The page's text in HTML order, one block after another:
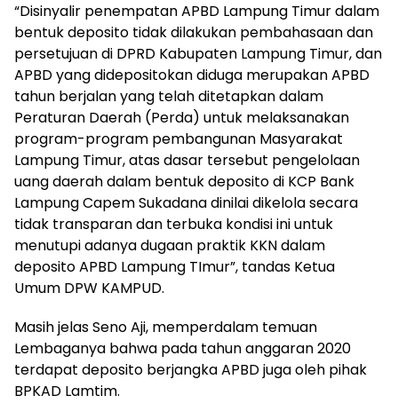
“Disinyalir penempatan APBD Lampung Timur dalam
bentuk deposito tidak dilakukan pembahasaan dan
persetujuan di DPRD Kabupaten Lampung Timur, dan
APBD yang didepositokan diduga merupakan APBD
tahun berjalan yang telah ditetapkan dalam
Peraturan Daerah (Perda) untuk melaksanakan
program-program pembangunan Masyarakat
Lampung Timur, atas dasar tersebut pengelolaan
uang daerah dalam bentuk deposito di KCP Bank
Lampung Capem Sukadana dinilai dikelola secara
tidak transparan dan terbuka kondisi ini untuk
menutupi adanya dugaan praktik KKN dalam
deposito APBD Lampung TImur”, tandas Ketua
Umum DPW KAMPUD.
Masih jelas Seno Aji, memperdalam temuan
Lembaganya bahwa pada tahun anggaran 2020
terdapat deposito berjangka APBD juga oleh pihak
BPKAD Lamtim.